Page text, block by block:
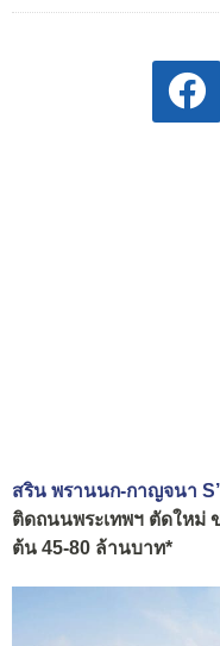
สริน พรานนก-กาญจนา
ติดถนนพระเทพฯ ตัดใหม่
ต้น 45-80 ล้านบาท*